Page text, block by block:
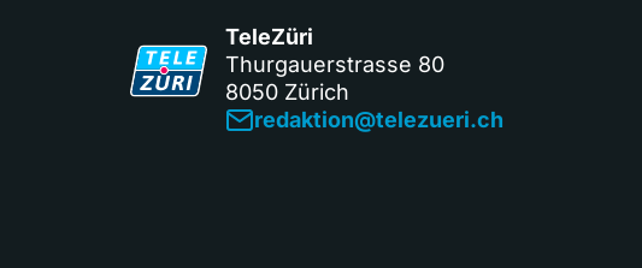
TeleZüri
Thurgauerstrasse 80
8050 Zürich
redaktion@telezueri.ch